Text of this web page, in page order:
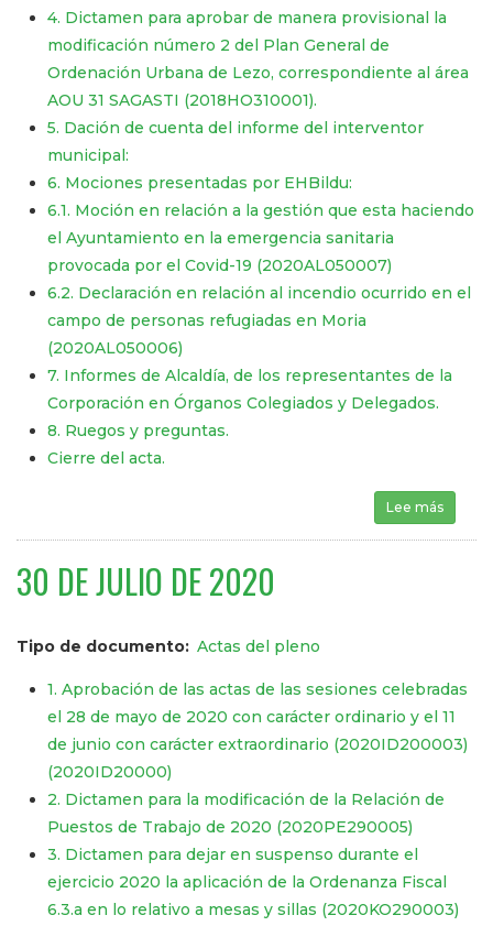
4. Dictamen para aprobar de manera provisional la
modificación número 2 del Plan General de
Ordenación Urbana de Lezo, correspondiente al área
AOU 31 SAGASTI (2018HO310001).
5. Dación de cuenta del informe del interventor
municipal:
6. Mociones presentadas por EHBildu:
6.1. Moción en relación a la gestión que esta haciendo
el Ayuntamiento en la emergencia sanitaria
provocada por el Covid-19 (2020AL050007)
​​​​​​​6.2. Declaración en relación al incendio ocurrido en el
campo de personas refugiadas en Moria
(2020AL050006)
7. Informes de Alcaldía, de los representantes de la
Corporación en Órganos Colegiados y Delegados.
8. Ruegos y preguntas.
Cierre del acta.
Lee más
30 DE JULIO DE 2020
Tipo de documento Actas del pleno
1. Aprobación de las actas de las sesiones celebradas
el 28 de mayo de 2020 con carácter ordinario y el 11
de junio con carácter extraordinario (2020ID200003)
(2020ID20000)
2. Dictamen para la modificación de la Relación de
Puestos de Trabajo de 2020 (2020PE290005)
3. Dictamen para dejar en suspenso durante el
ejercicio 2020 la aplicación de la Ordenanza Fiscal
6.3.a en lo relativo a mesas y sillas (2020KO290003)